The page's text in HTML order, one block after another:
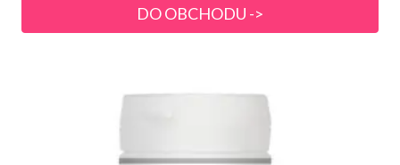
DO OBCHODU ->